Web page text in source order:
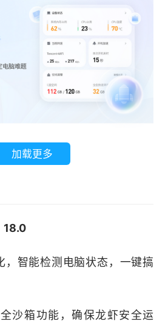
家还融合了清理垃圾、电脑
件管理、电脑诊所等一系列辅
足用户杀毒防护和安全管理的
弹窗
，拦截广告弹窗，无打扰更
推装
，远离静默、捆绑推装烦恼
加载更多
智能检测电脑状态，一键搞
箱功能，确保龙虾安全运